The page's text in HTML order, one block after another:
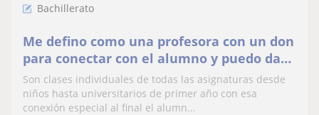
Bachillerato
Me defino como una profesora con un don
para conectar con el alumno y puedo dar
clase desde niños hasta universitarios
Son clases individuales de todas las asignaturas desde
niños hasta universitarios de primer año con esa
conexión especial al final el alumn...